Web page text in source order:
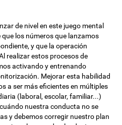
de nivel en este juego mental
los números que lanzamos
y que la operación
realizar estos procesos de
activando y entrenando
Mejorar esta habilidad
a ser más eficientes en múltiples
(laboral, escolar, familiar...)
nuestra conducta no se
y debemos corregir nuestro plan